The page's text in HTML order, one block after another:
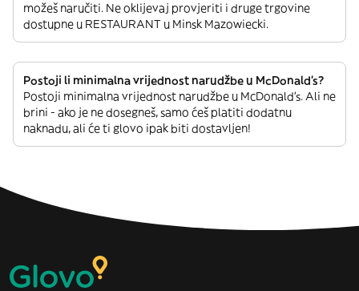
možeš naručiti. Ne oklijevaj provjeriti i druge trgovine
dostupne u RESTAURANT u Minsk Mazowiecki.
Postoji li minimalna vrijednost narudžbe u McDonald's?
Postoji minimalna vrijednost narudžbe u McDonald's. Ali ne
brini - ako je ne dosegneš, samo ćeš platiti dodatnu
naknadu, ali će ti glovo ipak biti dostavljen!